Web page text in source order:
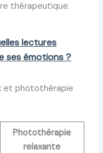
thérapeutique.
lectures
ses émotions ?
et photothérapie
Photothérapie
relaxante